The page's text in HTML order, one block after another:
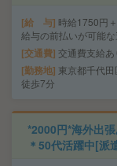
給 与 時給1750円
給与の前払いが可能
交通費 交通費支給あ
勤務地 東京都千代
徒歩7分
*2000円*海外出
＊50代活躍中[派